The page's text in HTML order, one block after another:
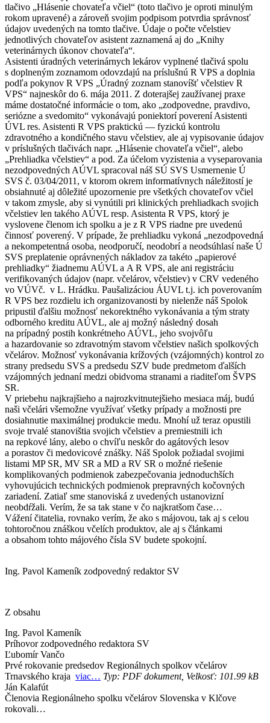
tlačivo „Hlásenie chovateľa včiel“ (toto tlačivo je oproti minulým
rokom upravené) a zároveň svojim podpisom potvrdia správnosť
údajov uvedených na tomto tlačive. Údaje o počte včelstiev
jednotlivých chovateľov asistent zaznamená aj do „Knihy
veterinárnych úkonov chovateľa“.
Asistenti úradných veterinárnych lekárov vyplnené tlačivá spolu
s doplneným zoznamom odovzdajú na príslušnú R VPS a doplnia
podľa pokynov R VPS „Úradný zoznam stanovíšť včelstiev R
VPS“ najneskôr do 6. mája 2011. Z doterajšej zaužívanej praxe
máme dostatočné informácie o tom, ako „zodpovedne, pravdivo,
seriózne a svedomito“ vykonávajú poniektorí poverení Asistenti
ÚVL res. Asistenti R VPS praktickú — fyzickú kontrolu
zdravotného a kondičného stavu včelstiev, ale aj vypisovanie údajov
v príslušných tlačivách napr. „Hlásenie chovateľa včiel“, alebo
„Prehliadka včelstiev“ a pod. Za účelom vyzistenia a vyseparovania
nezodpovedných AÚVL spracoval náš SÚ SVS Usmernenie Ú
SVS č. 03/04/2011, v ktorom okrem informatívnych náležitostí je
obsiahnuté aj dôležité upozornenie pre všetkých chovateľov včiel
v takom zmysle, aby si vynútili pri klinických prehliadkach svojich
včelstiev len takého AÚVL resp. Asistenta R VPS, ktorý je
vyslovene členom ich spolku a je z R VPS riadne pre uvedenú
činnosť poverený. V prípade, že prehliadku vykoná „nezodpovedná
a nekompetentná osoba, neodporučí, neodobrí a neodsúhlasí naše Ú
SVS preplatenie oprávnených nákladov za takéto „papierové
prehliadky“ žiadnemu AÚVL a A R VPS, ale ani registráciu
verifikovaných údajov (napr. včelárov, včelstiev) v CRV vedeného
vo VÚVč. v L. Hrádku. Paušalizáciou ÁUVL t.j. ich poverovaním
R VPS bez rozdielu ich organizovanosti by nielenže náš Spolok
pripustil ďalšiu možnosť nekorektného vykonávania a tým straty
odborného kreditu AÚVL, ale aj možný následný dosah
na prípadný postih konkrétneho AÚVL, jeho svojvôľu
a hazardovanie so zdravotným stavom včelstiev našich spolkových
včelárov. Možnosť vykonávania krížových (vzájomných) kontrol zo
strany predsedu SVS a predsedu SZV bude predmetom ďalších
vzájomných jednaní medzi obidvoma stranami a riaditeľom ŠVPS
SR.
V priebehu najkrajšieho a najrozkvitnutejšieho mesiaca máj, budú
naši včelári všemožne využívať všetky prípady a možnosti pre
dosiahnutie maximálnej produkcie medu. Mnohí už teraz opustili
svoje trvalé stanovištia svojich včelstiev a premiestnili ich
na repkové lány, alebo o chvíľu neskôr do agátových lesov
a porastov či medovicové znášky. Náš Spolok požiadal svojimi
listami MP SR, MV SR a MD a RV SR o možné riešenie
komplikovaných podmienok zabezpečovania jednoduchších
vyhovujúcich technických podmienok prepravných kočovných
zariadení. Zatiaľ sme stanoviská z uvedených ustanovizní
neobdŕžali. Verím, že sa tak stane v čo najkratšom čase…
Vážení čitatelia, rovnako verím, že ako s májovou, tak aj s celou
tohtoročnou znáškou včelích produktov, ale aj s článkami
a obsahom tohto májového čísla SV budete spokojní.
Ing. Pavol Kameník zodpovedný redaktor SV
Z obsahu
Ing. Pavol Kameník
Príhovor zodpovedného redaktora SV
Ľubomír Vančo
Prvé rokovanie predsedov Regionálnych spolkov včelárov
Trnavského kraja viac… Typ: PDF dokument, Velkosť: 101.99 kB
Ján Kalafút
Členovia Regionálneho spolku včelárov Slovenska v Klčove
rokovali…